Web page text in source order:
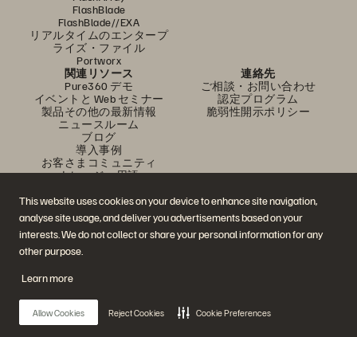
This website uses cookies on your device to enhance site navigation,
analyse site usage, and deliver you advertisements based on your
interests. We do not collect or share your personal information for any
other purpose.
Learn more
Allow Cookies Reject Cookies Cookie Preferences
FlashBlade
FlashBlade//EXA
リアルタイムのエンタープ
ライズ・ファイル
Portworx
関連リソース
Pure360 デモ
イベントと Web セミナー
製品その他の最新情報
ニュースルーム
ブログ
導入事例
お客さまコミュニティ
ナレッジ・用語
連絡先
ご相談・お問い合わせ
認定プログラム
脆弱性開示ポリシー
公式 SNS
是非フォローをお願いします！
© 2026 Everpure, Inc. 無断転用は禁止されています。
プライバシー・ポリシーWeb サイト利用規約法務関連トラスト・センター